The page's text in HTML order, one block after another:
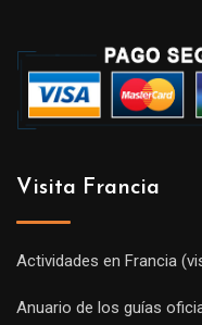
Visita Francia
Actividades en Francia
Anuario de los guías